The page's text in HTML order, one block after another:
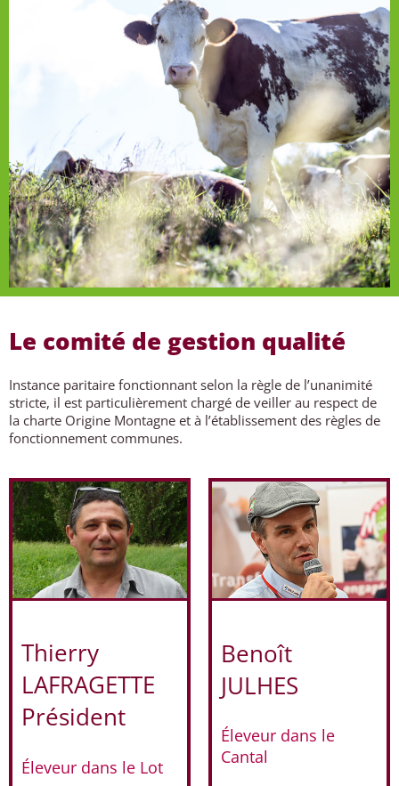
Le comité de gestion qualité
Instance paritaire fonctionnant selon la règle de l’unanimité
stricte, il est particulièrement chargé de veiller au respect de
la charte Origine Montagne et à l’établissement des règles de
fonctionnement communes.
Thierry
LAFRAGETTE
Président
Éleveur dans le Lot
Benoît
JULHES
Éleveur dans le
Cantal